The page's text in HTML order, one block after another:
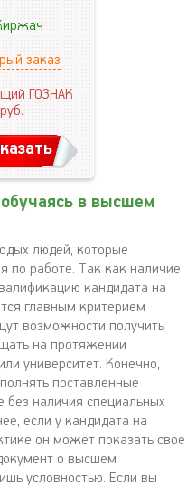
заказ
ГОЗНАК
руб.
в высшем
людей, которые
по работе. Так как наличие
кандидата на
главным критерием
возможности получить
на протяжении
университет. Конечно,
поставленные
без наличия специальных
если у кандидата на
он может показать свое
о высшем
условностью. Если вы